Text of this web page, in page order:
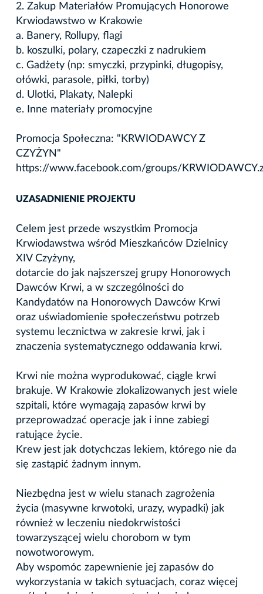
2. Zakup Materiałów Promujących Honorowe
Krwiodawstwo w Krakowie
a. Banery, Rollupy, flagi
b. koszulki, polary, czapeczki z nadrukiem
c. Gadżety (np: smyczki, przypinki, długopisy,
ołówki, parasole, piłki, torby)
d. Ulotki, Plakaty, Nalepki
e. Inne materiały promocyjne
Promocja Społeczna: "KRWIODAWCY Z
CZYŻYN"
https://www.facebook.com/groups/
UZASADNIENIE PROJEKTU
Celem jest przede wszystkim Promocja
Krwiodawstwa wśród Mieszkańców Dzielnicy
XIV Czyżyny,
dotarcie do jak najszerszej grupy Honorowych
Dawców Krwi, a w szczególności do
Kandydatów na Honorowych Dawców Krwi
oraz uświadomienie społeczeństwu potrzeb
systemu lecznictwa w zakresie krwi, jak i
znaczenia systematycznego oddawania krwi.
Krwi nie można wyprodukować, ciągle krwi
brakuje. W Krakowie zlokalizowanych jest wiele
szpitali, które wymagają zapasów krwi by
przeprowadzać operacje jak i inne zabiegi
ratujące życie.
Krew jest jak dotychczas lekiem, którego nie da
się zastąpić żadnym innym.
Niezbędna jest w wielu stanach zagrożenia
życia (masywne krwotoki, urazy, wypadki) jak
również w leczeniu niedokrwistości
towarzyszącej wielu chorobom w tym
nowotworowym.
Aby wspomóc zapewnienie jej zapasów do
wykorzystania w takich sytuacjach, coraz więcej